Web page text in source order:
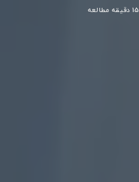
15 دقیقه مطالعه